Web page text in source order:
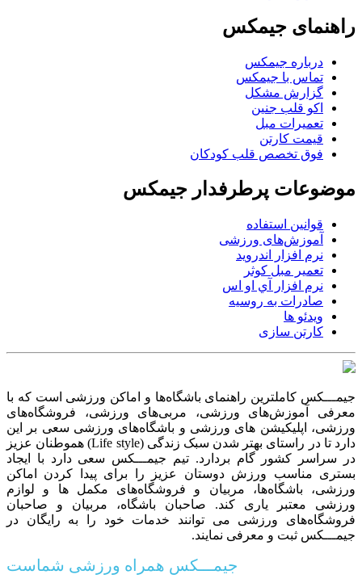
راهنمای جیمکس
درباره جیمکس
تماس با جیمکس
گزارش مشکل
اکو قلب جنین
تعمیرات مبل
قیمت کارتن
فوق تخصص قلب کودکان
موضوعات پرطرفدار جیمکس
قوانین استفاده
آموزش‌های ورزشی
نرم افزار اندروید
تعمیر مبل کوثر
نرم افزار آي او اس
صادرات به روسیه
ویدئو ها
کارتن سازی
جیمـــکس کاملترین راهنمای باشگاه‌ها و اماکن ورزشی است که با
معرفی آموزش‌های ورزشی، مربی‌های ورزشی، فروشگاه‌های
ورزشی، اپلیکیشن های ورزشی و باشگاه‌های ورزشی سعی بر این
دارد تا در راستای بهتر شدن سبک زندگی (Life style) هموطنان عزیز
در سراسر کشور گام بردارد. تیم جیمـــکس سعی دارد با ایجاد
بستری مناسب ورزش دوستان عزیز را برای پیدا کردن اماکن
ورزشی، باشگاه‌ها، مربیان و فروشگاه‌های مکمل ها و لوازم
ورزشی معتبر یاری کند. صاحبان باشگاه‌، مربیان و صاحبان
فروشگاه‌های ورزشی می توانند خدمات خود را به رایگان در
جیمـــکس ثبت و معرفی نمایند.
جیمـــکس همراه ورزشی شماست